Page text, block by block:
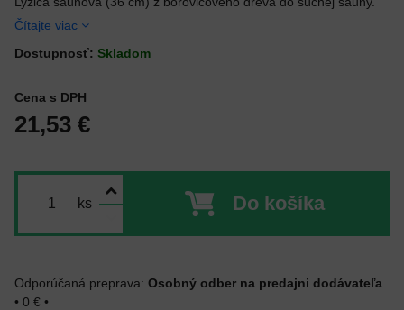
Čítajte viac
Dostupnosť: Skladom
Cena s DPH
21,53 €
ks Do košíka
Osobný odber na predajni dodávateľa
• 0 € •